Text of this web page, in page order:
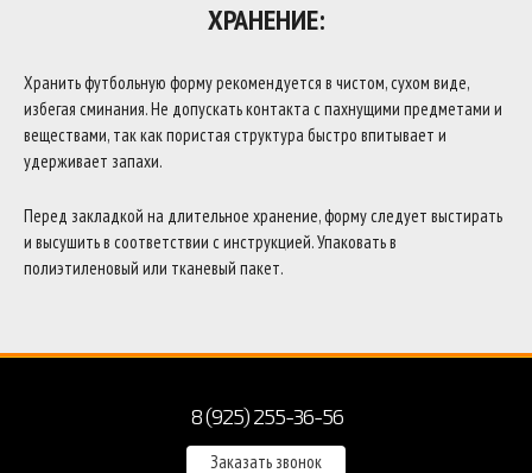
ХРАНЕНИЕ:
Хранить футбольную форму рекомендуется в чистом, сухом виде,
избегая сминания. Не допускать контакта с пахнущими предметами и
веществами, так как пористая структура быстро впитывает и
удерживает запахи.
Перед закладкой на длительное хранение, форму следует выстирать
и высушить в соответствии с инструкцией. Упаковать в
полиэтиленовый или тканевый пакет.
8 (925) 255-36-56
Заказать звонок